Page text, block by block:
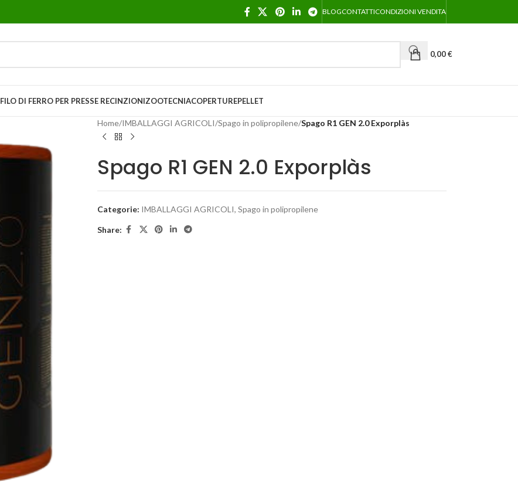
BLOGCONTATTICONDIZIONI VENDITA
0,00€
FILO DI FERRO PER PRESSE RECINZIONIZOOTECNIACOPERTUREPELLET
Home/IMBALLAGGI AGRICOLI/Spago in polipropilene/Spago R1 GEN 2.0 Exporplàs
Spago R1 GEN 2.0 Exporplàs
Categorie: IMBALLAGGI AGRICOLI, Spago in polipropilene
Share: